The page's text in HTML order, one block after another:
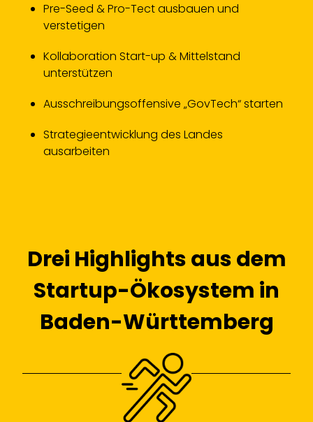
Pre-Seed & Pro-Tect ausbauen und
verstetigen
Kollaboration Start-up & Mittelstand
unterstützen
Ausschreibungsoffensive „GovTech“ starten
Strategieentwicklung des Landes
ausarbeiten
Drei Highlights aus dem
Startup-Ökosystem in
Baden-Württemberg